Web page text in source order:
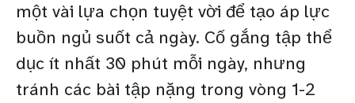
một vài lựa chọn tuyệt vời để tạo áp lực
buồn ngủ suốt cả ngày. Cố gắng tập thể
dục ít nhất 30 phút mỗi ngày, nhưng
tránh các bài tập nặng trong vòng 1-2